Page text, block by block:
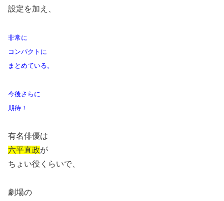
設定を加え、
非常に
コンパクトに
まとめている。
今後さらに
期待！
有名俳優は
六平直政が
ちょい役くらいで、
劇場の